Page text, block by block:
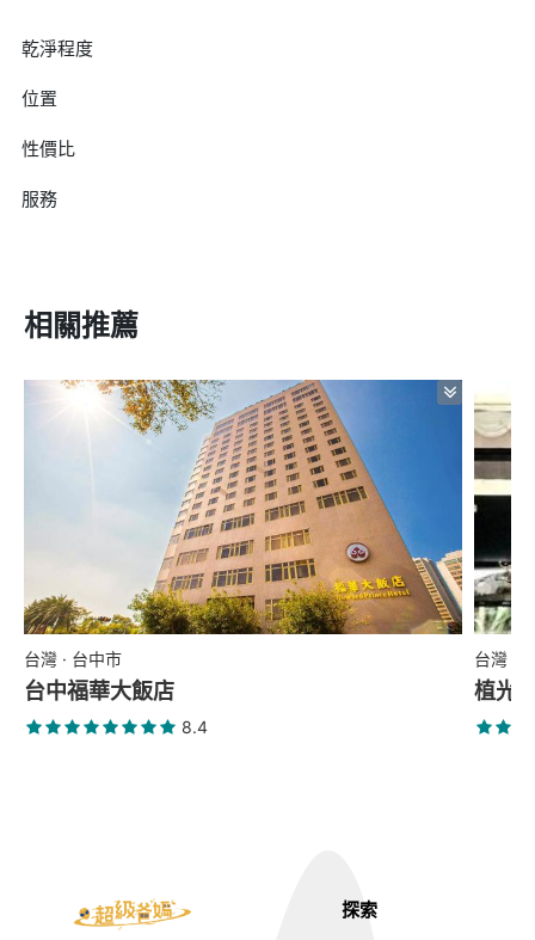
乾淨程度
位置
性價比
服務
相關推薦
台灣 · 台中市
台中福華大飯店
8.4
台灣 ·
植光
探索